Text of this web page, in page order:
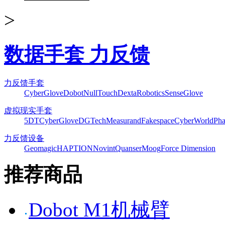
>
数据手套 力反馈
力反馈手套
CyberGloveDobotNullTouchDextaRoboticsSenseGlove
虚拟现实手套
5DTCyberGloveDGTechMeasurandFakespaceCyberWorld
力反馈设备
GeomagicHAPTIONNovintQuanserMoogForce Dimension
推荐商品
Dobot M1机械臂